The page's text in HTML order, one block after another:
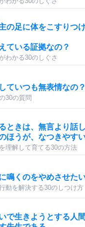
の足に体をこすりつ
ている証拠なの？
わかる30のしぐさ
ていつも無表情なの？
30の質問
ときは、無言より話
ほうが、なつきやすい
理解して育てる30の方法
鳴くのをやめさせたい
動を解決する30のしつけ方
で生きようとする人